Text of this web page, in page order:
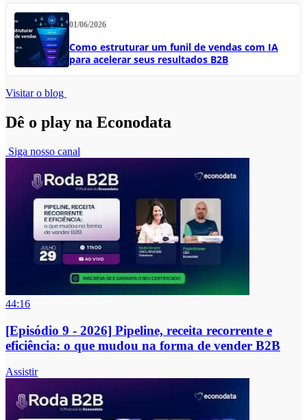
01/06/2026
Como estruturar um funil de vendas com IA
para acelerar seus resultados B2B
Visitar o blog
Dê o play na Econodata
Siga nosso canal
44:16
[Episódio 9 - 2026] Pipeline, receita recorrente e
eficiência: o que mudou na forma de vender B2B
Assistir